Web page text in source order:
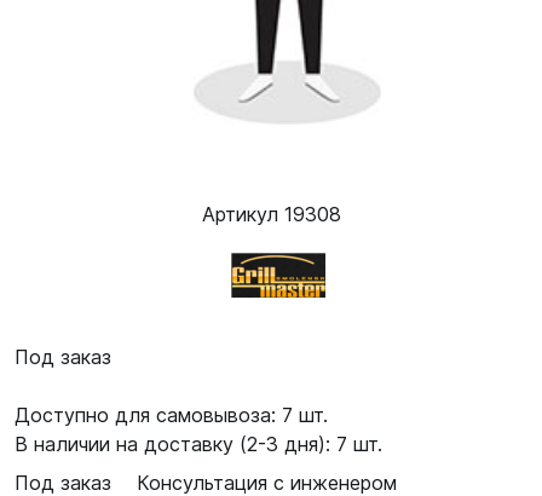
Артикул 19308
Под заказ
Доступно для самовывоза: 7 шт.
В наличии на доставку (2-3 дня): 7 шт.
Под заказ
Консультация с инженером